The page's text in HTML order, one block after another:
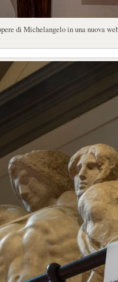
di Michelangelo in una nuova